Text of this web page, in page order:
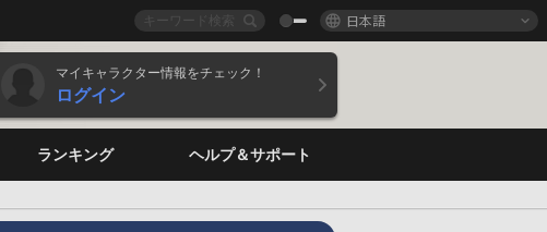
日本語
マイキャラクター情報をチェック！
ログイン
ランキング ヘルプ＆サポート